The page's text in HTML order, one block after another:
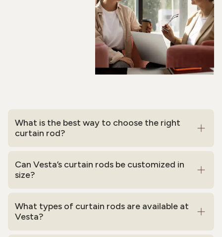
What is the best way to choose the right
curtain rod?
Can Vesta’s curtain rods be customized in
size?
What types of curtain rods are available at
Vesta?